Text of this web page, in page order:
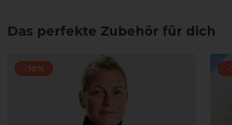
Das perfekte Zubehör für dich
-10% -